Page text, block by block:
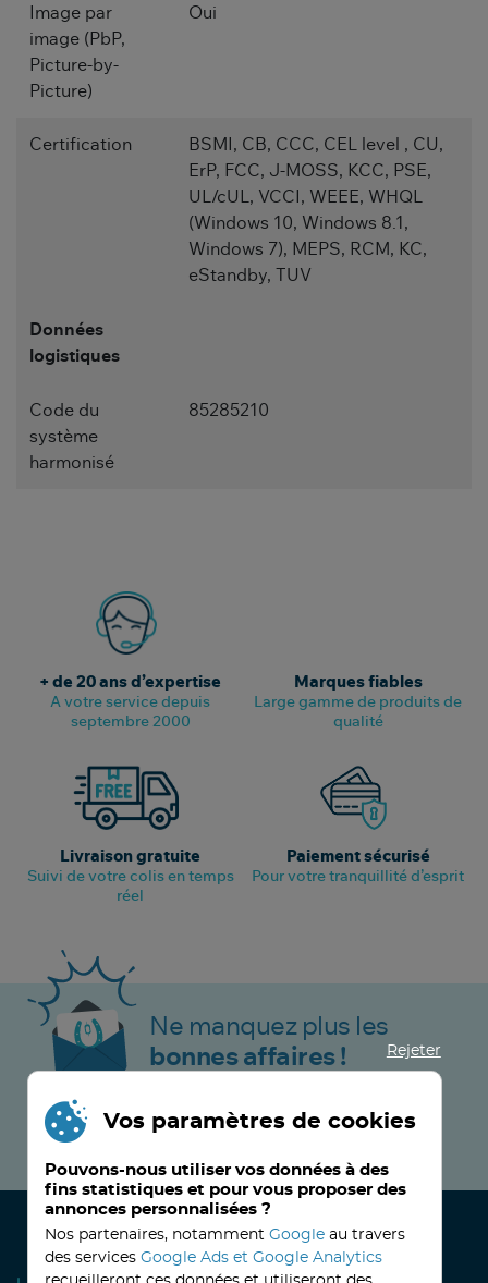
Image par
image (PbP,
Picture-by-
Picture)
Oui
Certification
BSMI, CB, CCC, CEL level , CU,
ErP, FCC, J-MOSS, KCC, PSE,
UL/cUL, VCCI, WEEE, WHQL
(Windows 10, Windows 8.1,
Windows 7), MEPS, RCM, KC,
eStandby, TUV
Données
logistiques
Code du
système
harmonisé
85285210
+ de 20 ans d’expertise
A votre service depuis
septembre 2000
Marques fiables
Large gamme de produits de
qualité
Livraison gratuite
Suivi de votre colis en temps
réel
Paiement sécurisé
Pour votre tranquillité d’esprit
Ne manquez plus les
bonnes affaires !
JE M’INSCRIS MAINTENANT !
Rejeter
Vos paramètres de cookies
Pouvons-nous utiliser vos données à des
fins statistiques et pour vous proposer des
annonces personnalisées ?
Nos partenaires, notamment Google au travers
des services Google Ads et Google Analytics